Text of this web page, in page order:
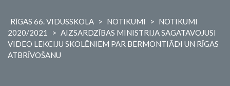
RĪGAS 66. VIDUSSKOLA > NOTIKUMI > NOTIKUMI
2020/2021
> AIZSARDZĪBAS MINISTRIJA SAGATAVOJUSI
VIDEO LEKCIJU SKOLĒNIEM PAR BERMONTIĀDI UN RĪGAS
ATBRĪVOŠANU